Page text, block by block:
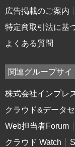
広告掲載のご案内
特定商取引法に基
よくある質問
関連グループサイ
株式会社インプレ
クラウド&データ
Web担当者Forum
クラウド Watch